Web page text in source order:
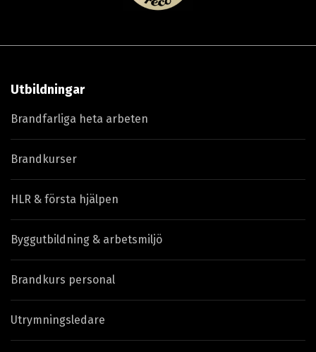
Utbildningar
Brandfarliga heta arbeten
Brandkurser
HLR & första hjälpen
Byggutbildning & arbetsmiljö
Brandkurs personal
Utrymningsledare